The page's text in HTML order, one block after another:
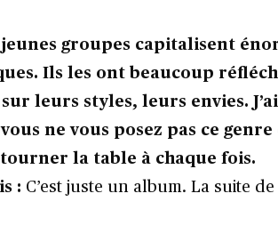
jeunes groupes capitalisent
Ils les ont beaucoup
leurs styles, leurs envies.
ne vous posez pas ce
la table à chaque fois.
: C’est juste un album. La suite